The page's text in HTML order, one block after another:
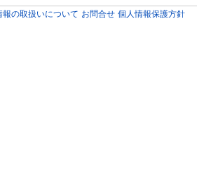
報の取扱いについて お問合せ 個人情報保護方針